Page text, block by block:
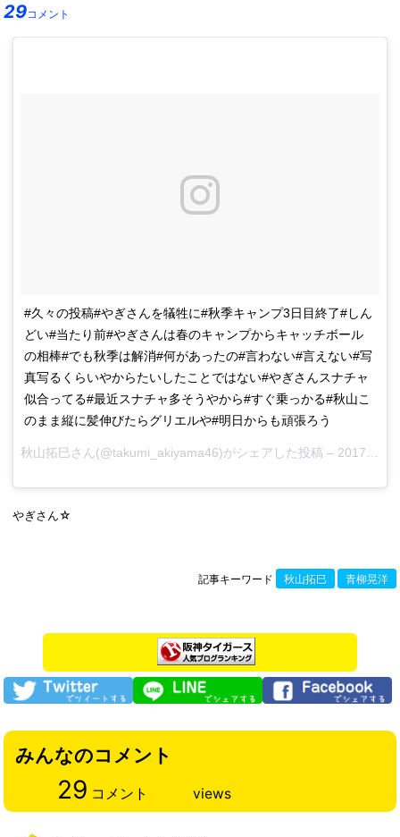
29コメント
#久々の投稿#やぎさんを犠牲に#秋季キャンプ3日目終了#しん
どい#当たり前#やぎさんは春のキャンプからキャッチボール
の相棒#でも秋季は解消#何があったの#言わない#言えない#写
真写るくらいやからたいしたことではない#やぎさんスナチャ
似合ってる#最近スナチャ多そうやから#すぐ乗っかる#秋山こ
のまま縦に髪伸びたらグリエルや#明日からも頑張ろう
秋山拓巳さん(@takumi_akiyama46)がシェアした投稿 – 2017 11月 4 2:06午前 PDT
やぎさん☆
記事キーワード 秋山拓巳 青柳晃洋
みんなのコメント
29 コメント views